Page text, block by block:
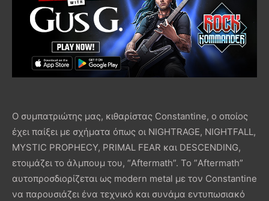
Ο συμπατριώτης μας, κιθαρίστας Constantine, ο οποίος
έχει παίξει με σχήματα όπως οι NIGHTRAGE, NIGHTFALL,
MYSTIC PROPHECY, PRIMAL FEAR και DESCENDING,
ετοιμάζει το άλμπουμ του, “Aftermath”. Το ”Aftermath”
αυτοπροσδιορίζεται ως modern metal με τον Constantine
να παρουσιάζει ένα τεχνικό και συνάμα εντυπωσιακό